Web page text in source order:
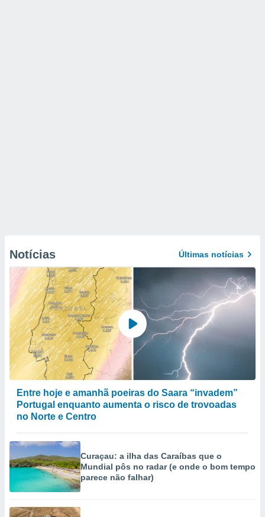
Notícias Últimas notícias
Entre hoje e amanhã poeiras do Saara “invadem”
Portugal enquanto aumenta o risco de trovoadas
no Norte e Centro
Curaçau: a ilha das Caraíbas que o
Mundial pôs no radar (e onde o bom tempo
parece não falhar)